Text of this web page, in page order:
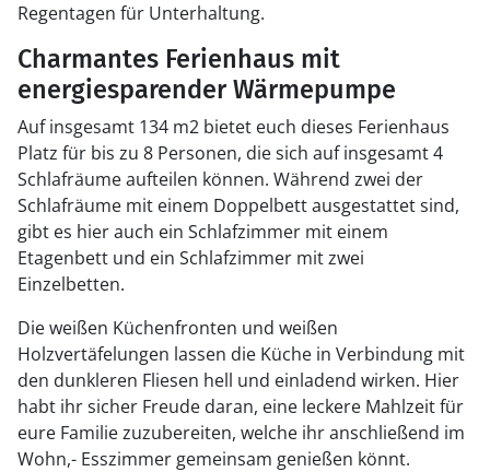
Regentagen für Unterhaltung.
Charmantes Ferienhaus mit
energiesparender Wärmepumpe
Auf insgesamt 134 m2 bietet euch dieses Ferienhaus
Platz für bis zu 8 Personen, die sich auf insgesamt 4
Schlafräume aufteilen können. Während zwei der
Schlafräume mit einem Doppelbett ausgestattet sind,
gibt es hier auch ein Schlafzimmer mit einem
Etagenbett und ein Schlafzimmer mit zwei
Einzelbetten.
Die weißen Küchenfronten und weißen
Holzvertäfelungen lassen die Küche in Verbindung mit
den dunkleren Fliesen hell und einladend wirken. Hier
habt ihr sicher Freude daran, eine leckere Mahlzeit für
eure Familie zuzubereiten, welche ihr anschließend im
Wohn,- Esszimmer gemeinsam genießen könnt.